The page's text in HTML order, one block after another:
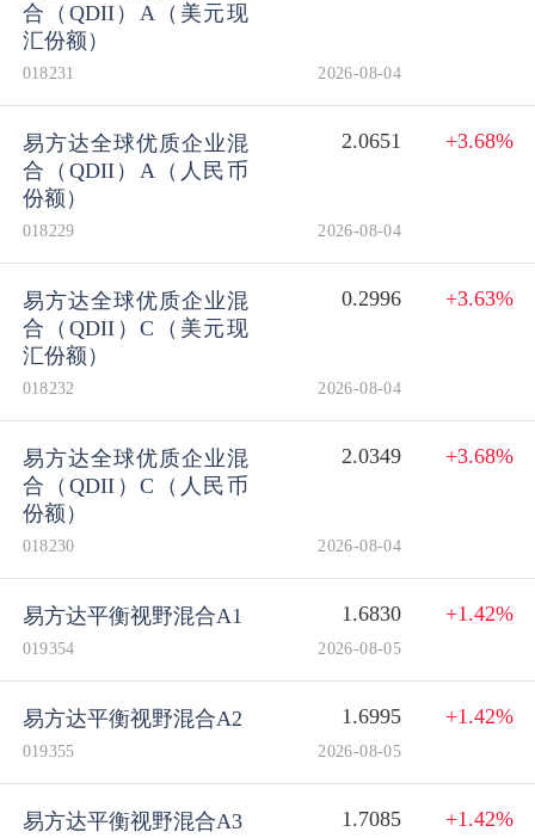
合（QDII）A（美元现
汇份额）
018231 2026-08-04
易方达全球优质企业混
合（QDII）A（人民币
份额）
2.0651 +3.68%
018229 2026-08-04
易方达全球优质企业混
合（QDII）C（美元现
汇份额）
0.2996 +3.63%
018232 2026-08-04
易方达全球优质企业混
合（QDII）C（人民币
份额）
2.0349 +3.68%
018230 2026-08-04
易方达平衡视野混合A1 1.6830 +1.42%
019354 2026-08-05
易方达平衡视野混合A2 1.6995 +1.42%
019355 2026-08-05
易方达平衡视野混合A3 1.7085 +1.42%